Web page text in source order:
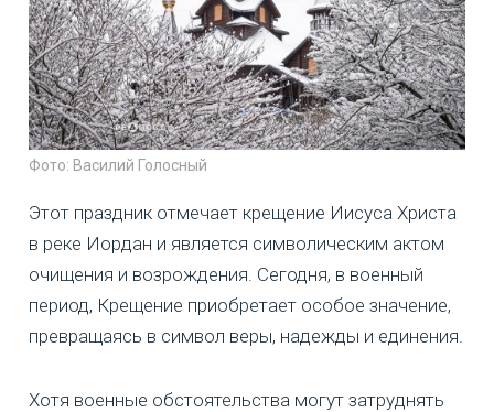
Фото: Василий Голосный
Этот праздник отмечает крещение Иисуса Христа
в реке Иордан и является символическим актом
очищения и возрождения. Сегодня, в военный
период, Крещение приобретает особое значение,
превращаясь в символ веры, надежды и единения.
Хотя военные обстоятельства могут затруднять